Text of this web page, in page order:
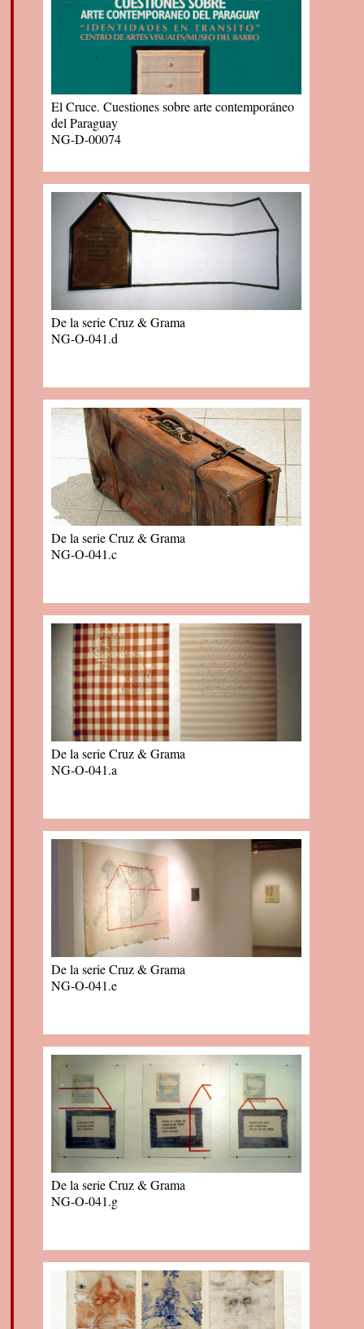
El Cruce. Cuestiones sobre arte contemporáneo
del Paraguay
NG-D-00074
De la serie Cruz & Grama
NG-O-041.d
De la serie Cruz & Grama
NG-O-041.c
De la serie Cruz & Grama
NG-O-041.a
De la serie Cruz & Grama
NG-O-041.e
De la serie Cruz & Grama
NG-O-041.g